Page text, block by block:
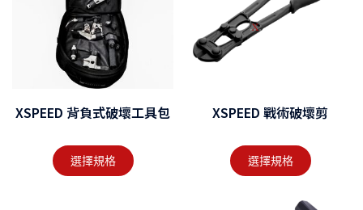
XSPEED 背負式破壞工具包
選擇規格
XSPEED 戰術破壞剪
選擇規格